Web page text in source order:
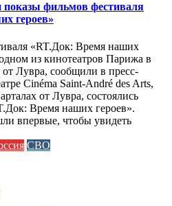
фильмов фестиваля
героев»
«RT.Док: Время наших
из кинотеатров Парижа в
от Лувра, сообщили в пресс-
Cinéma Saint-André des Arts,
от Лувра, состоялись
Время наших героев».
впервые, чтобы увидеть
СВО